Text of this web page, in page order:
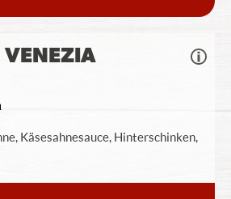
VENEZIA
Käsesahnesauce, Hinterschinken,